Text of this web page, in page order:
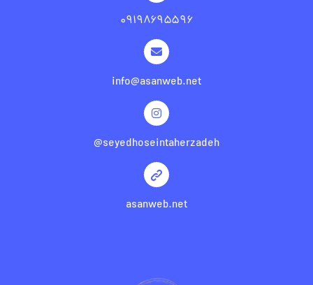
۰۹۱۹۸۶۹۵۵۹۶
info@asanweb.net
seyedhoseintaherzadeh@
asanweb.net